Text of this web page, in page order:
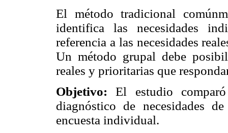
El método tradicional
identifica las necesidades
referencia a las necesidades
Un método grupal debe
reales y prioritarias que
Objetivo: El estudio
diagnóstico de necesidades
encuesta individual.